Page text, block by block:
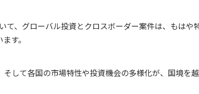
て、グローバル投資とクロスボーダー案件は、もはや
す。
して各国の市場特性や投資機会の多様化が、国境を